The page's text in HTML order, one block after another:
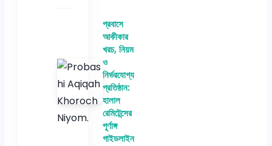
প্রবাসে
আকীকার
খরচ, নিয়ম
ও
নির্ভরযোগ্য
প্রতিষ্ঠান:
হালাল
রেমিটেন্সের
পূর্ণাঙ্গ
গাইডলাইন